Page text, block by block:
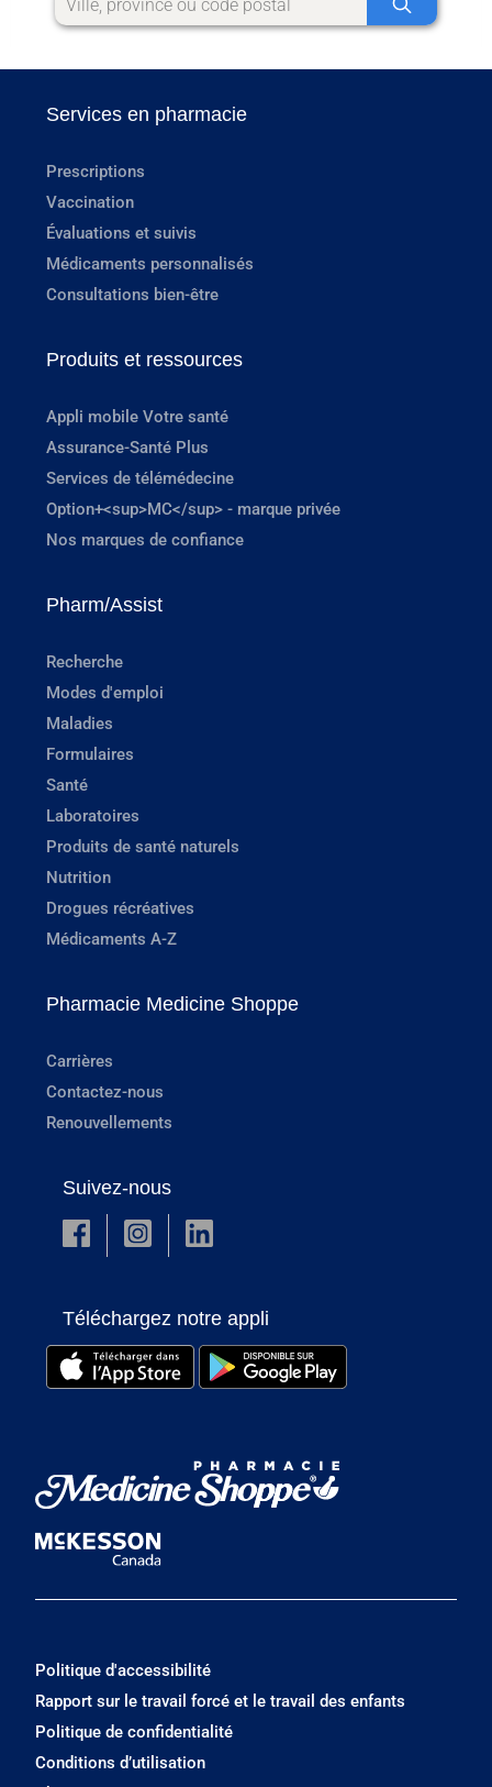
Services en pharmacie
Prescriptions
Vaccination
Évaluations et suivis
Médicaments personnalisés
Consultations bien-être
Produits et ressources
Appli mobile Votre santé
Assurance-Santé Plus
Services de télémédecine
Option+<sup>MC</sup> - marque privée
Nos marques de confiance
Pharm/Assist
Recherche
Modes d'emploi
Maladies
Formulaires
Santé
Laboratoires
Produits de santé naturels
Nutrition
Drogues récréatives
Médicaments A-Z
Pharmacie Medicine Shoppe
Carrières
Contactez-nous
Renouvellements
Suivez-nous
Téléchargez notre appli
Politique d'accessibilité
Rapport sur le travail forcé et le travail des enfants
Politique de confidentialité
Conditions d’utilisation